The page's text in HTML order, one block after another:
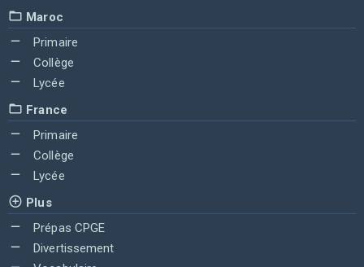
Maroc
Primaire
Collège
Lycée
France
Primaire
Collège
Lycée
Plus
Prépas CPGE
Divertissement